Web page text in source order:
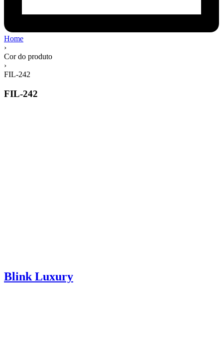
Home
›
Cor do produto
›
FIL-242
FIL-242
Blink Luxury